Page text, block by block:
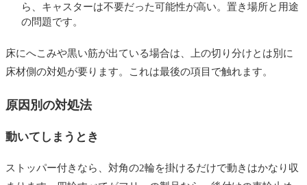
ら、キャスターは不要だった可能性が高い。置き場所と用途
の問題です。
床にへこみや黒い筋が出ている場合は、上の切り分けとは別に
床材側の対処が要ります。これは最後の項目で触れます。
原因別の対処法
動いてしまうとき
ストッパー付きなら、対角の2輪を掛けるだけで動きはかなり収